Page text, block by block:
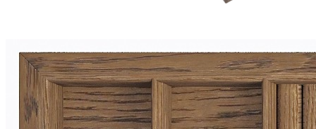
Тип ящика
Blum TANDEMBOX TE1200V2 LG-MDW Ваш ящик
(потребуется замер)
Упаковать в подарочную упаковку
В корзину
Купить в 1 клик